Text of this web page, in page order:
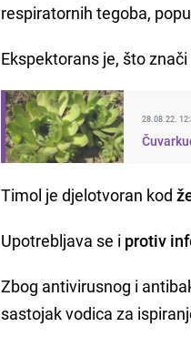
respiratornih tegoba,
Ekspektorans je, što znači
28.08.22.
Timol je djelotvoran kod
Upotrebljava se i protiv
Zbog antivirusnog i
sastojak vodica za